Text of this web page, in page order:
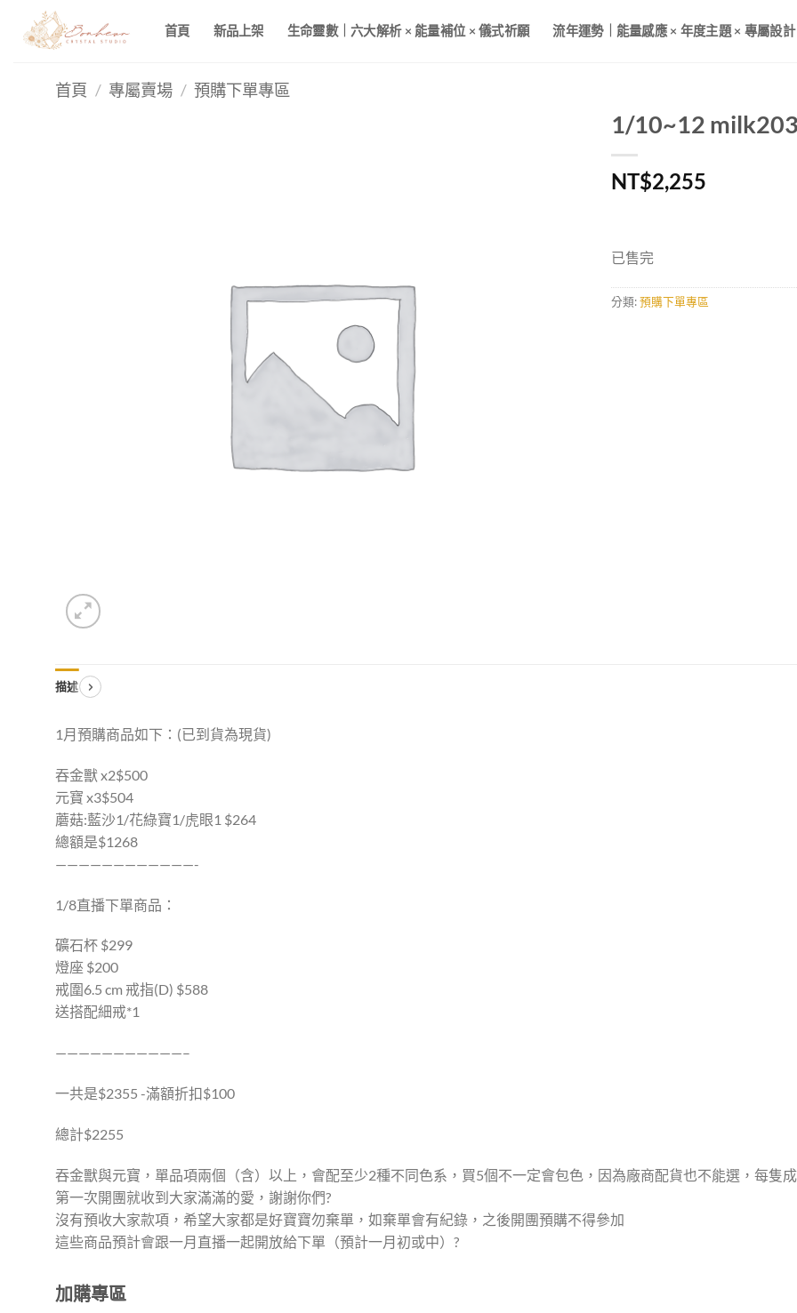
首頁 新品上架 生命靈數｜六大解析 × 能量補位 × 儀式祈願 流年運勢｜能量感應 × 年度主題 × 專屬設計
首頁 / 專屬賣場 / 預購下單專區
1/10~12
NT$2,255
已售完
分類:預購下單專區
描述
1月預購商品如下：(已到貨為現貨)
吞金獸 x2$500
元寶 x3$504
蘑菇:藍沙1/花綠寶1/虎眼1 $264
總額是$1268
————————————-
1/8直播下單商品：
礦石杯 $299
燈座 $200
戒圍6.5 cm 戒指(D) $588
送搭配細戒*1
———————————–
一共是$2355 -滿額折扣$100
總計$2255
吞金獸與元寶，單品項兩個（含）以上，會配至少2種不同色系，買5個不一定會包色，因為廠商配貨也不能選，每隻
第一次開團就收到大家滿滿的愛，謝謝你們?
沒有預收大家款項，希望大家都是好寶寶勿棄單，如棄單會有紀錄，之後開團預購不得參加
這些商品預計會跟一月直播一起開放給下單（預計一月初或中）?
加購專區